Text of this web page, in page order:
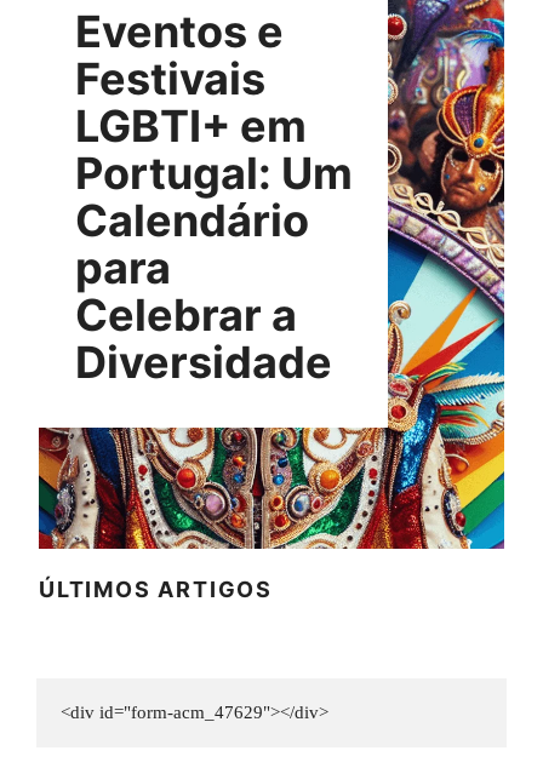
Eventos e
Festivais
LGBTI+ em
Portugal: Um
Calendário
para
Celebrar a
Diversidade
ÚLTIMOS ARTIGOS
<div id="form-acm_47629"></div>